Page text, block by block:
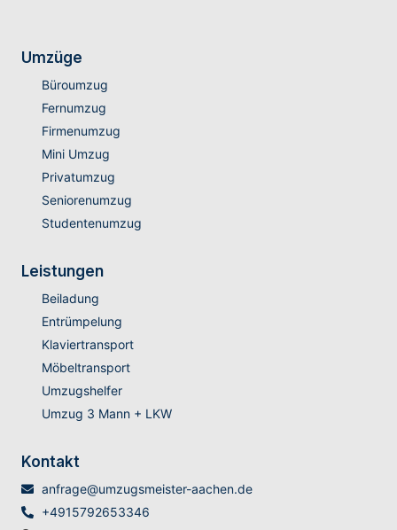
Umzüge
Büroumzug
Fernumzug
Firmenumzug
Mini Umzug
Privatumzug
Seniorenumzug
Studentenumzug
Leistungen
Beiladung
Entrümpelung
Klaviertransport
Möbeltransport
Umzugshelfer
Umzug 3 Mann + LKW
Kontakt
anfrage@umzugsmeister-aachen.de
+4915792653346